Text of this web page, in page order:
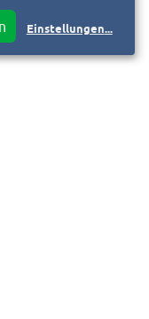
Einstellungen...